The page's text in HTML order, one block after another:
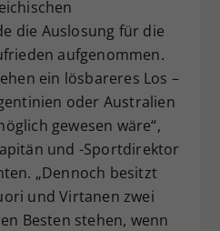
die Auslosung für die
aufgenommen.
ein lösbareres Los –
oder Australien
gewesen wäre“,
und -Sportdirektor
„Dennoch besitzt
und Virtanen zwei
Besten stehen, wenn